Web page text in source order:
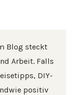
Blog steckt
Arbeit. Falls
DIY-
positiv